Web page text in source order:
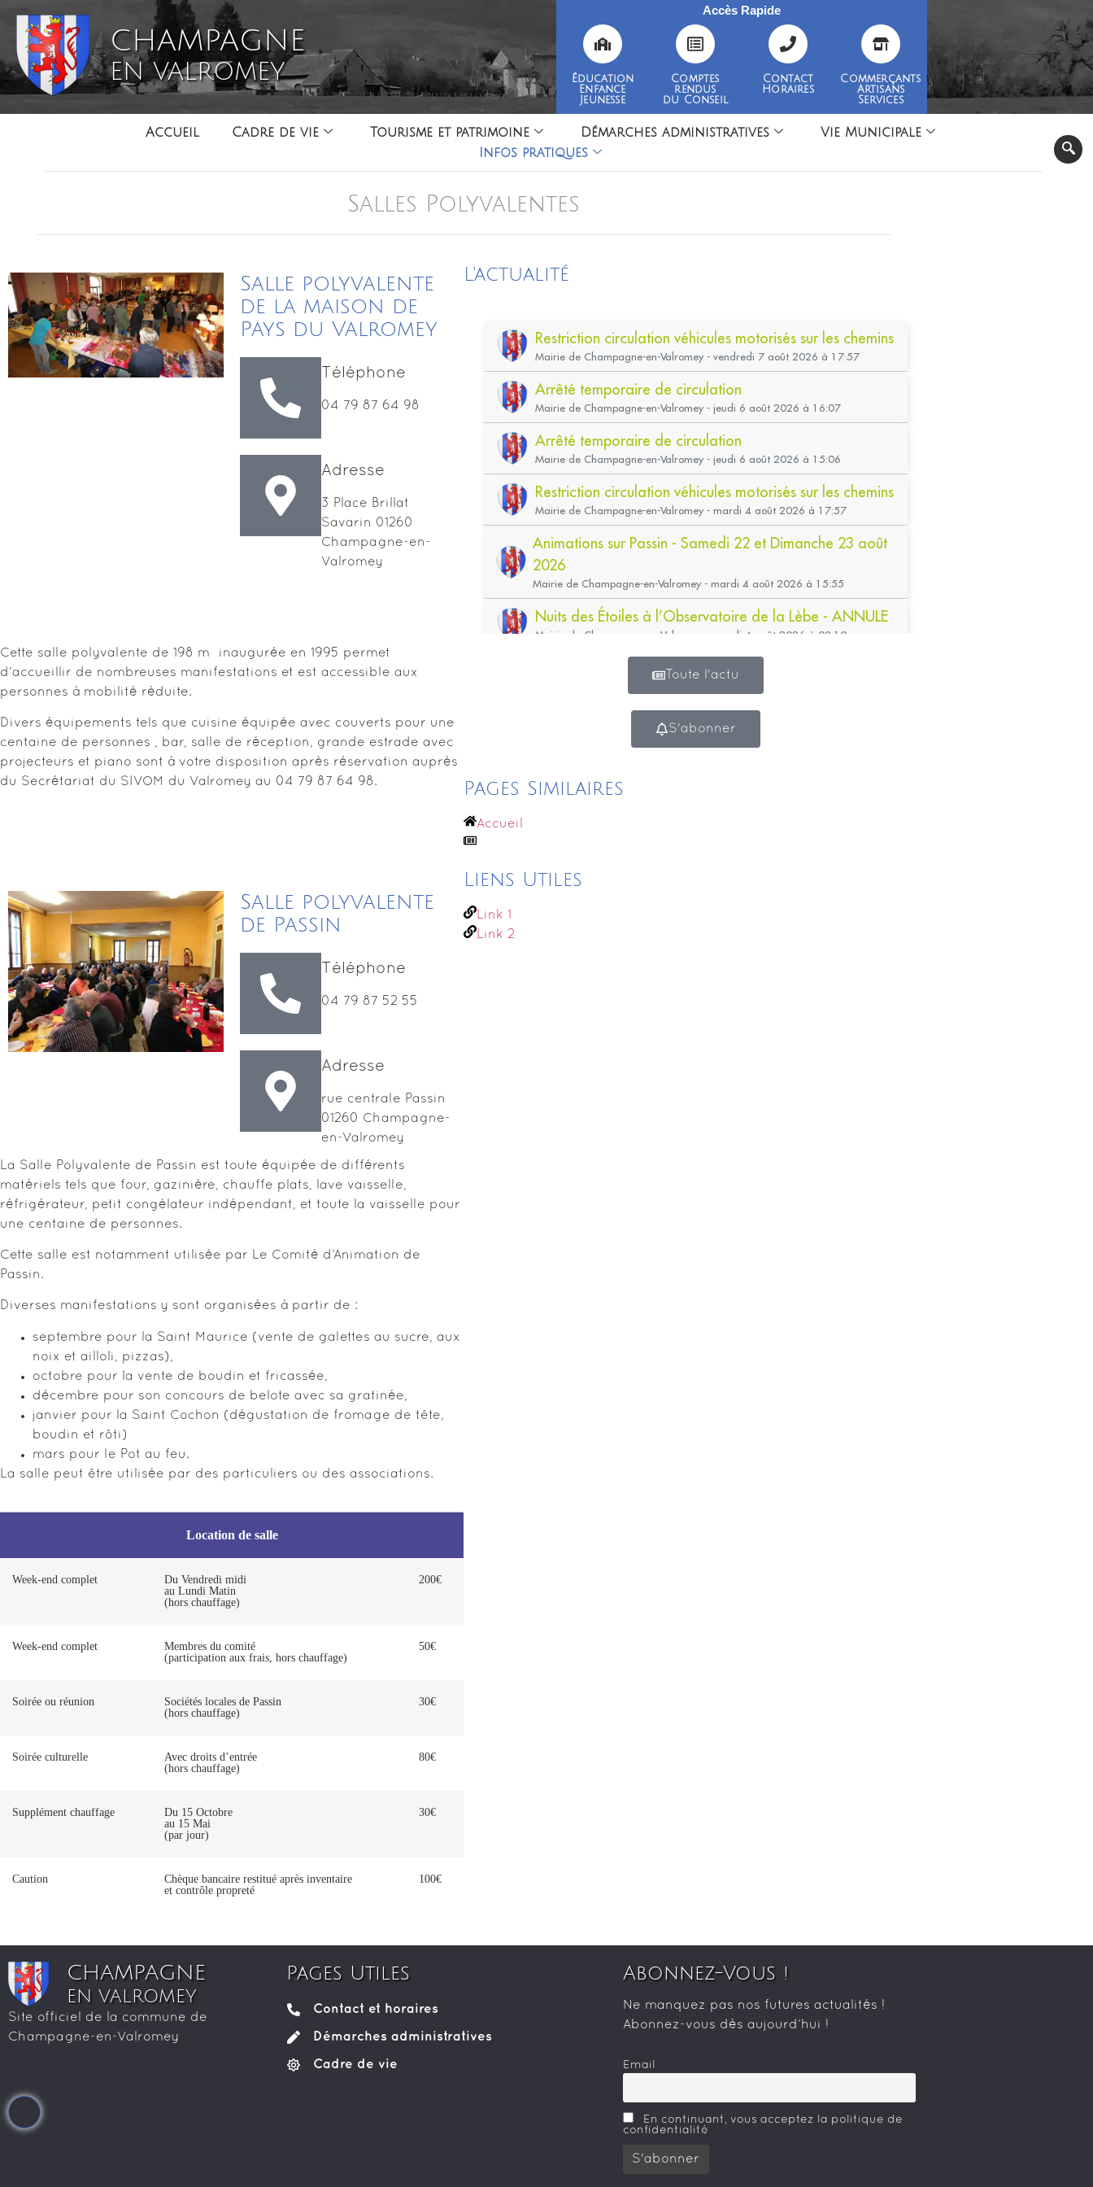
CHAMPAGNE
EN VALROMEY
Accès Rapide
Éducation
Enfance
Jeunesse
Comptes
rendus
du Conseil
Contact
Horaires
Commerçants
Artisans
Services
Accueil Cadre de vie Tourisme et patrimoine Démarches administratives
Vie Municipale
Infos pratiques
Salles Polyvalentes
Salle polyvalente
de la maison de
Pays du Valromey
Téléphone
04 79 87 64 98
Adresse
3 Place Brillat
Savarin 01260
Champagne-en-
Valromey
Cette salle polyvalente de 198 m² inaugurée en 1995 permet
d’accueillir de nombreuses manifestations et est accessible aux
personnes à mobilité réduite.
Divers équipements tels que cuisine équipée avec couverts pour une
centaine de personnes , bar, salle de réception, grande estrade avec
projecteurs et piano sont à votre disposition après réservation auprès
du Secrétariat du SIVOM du Valromey au 04 79 87 64 98.
Salle polyvalente
de Passin
Téléphone
04 79 87 52 55
Adresse
rue centrale Passin
01260 Champagne-
en-Valromey
La Salle Polyvalente de Passin est toute équipée de différents
matériels tels que four, gazinière, chauffe plats, lave vaisselle,
réfrigérateur, petit congélateur indépendant, et toute la vaisselle pour
une centaine de personnes.
Cette salle est notamment utilisée par Le Comité d’Animation de
Passin.
Diverses manifestations y sont organisées à partir de :
septembre pour la Saint Maurice (vente de galettes au sucre, aux
noix et ailloli, pizzas),
octobre pour la vente de boudin et fricassée,
décembre pour son concours de belote avec sa gratinée,
janvier pour la Saint Cochon (dégustation de fromage de tête,
boudin et rôti)
mars pour le Pot au feu.
La salle peut être utilisée par des particuliers ou des associations.
Location de salle
Week-end complet
Du Vendredi midi
au Lundi Matin
(hors chauffage)
200€
Week-end complet
Membres du comité
(participation aux frais, hors chauffage)
50€
Soirée ou réunion
Sociétés locales de Passin
(hors chauffage)
30€
Soirée culturelle
Avec droits d’entrée
(hors chauffage)
80€
Supplément chauffage
Du 15 Octobre
au 15 Mai
(par jour)
30€
Caution
Chèque bancaire restitué après inventaire
et contrôle propreté
100€
L'actualité
Pages Similaires
Accueil
Liens Utiles
Link 1
Link 2
CHAMPAGNE
EN VALROMEY
Site officiel de la commune de
Champagne-en-Valromey
Pages Utiles
Contact et horaires
Démarches administratives
Cadre de vie
Abonnez-Vous !
Ne manquez pas nos futures actualités !
Abonnez-vous dès aujourd’hui !
Email
En continuant, vous acceptez la politique de
confidentialité